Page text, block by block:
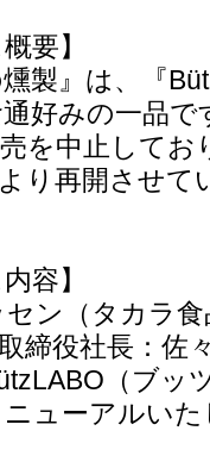
要】
燻製』は、『
好みの一品
を中止して
り再開させ
容】
ン（タカラ
締役社長：
（ブッ
ューアルい